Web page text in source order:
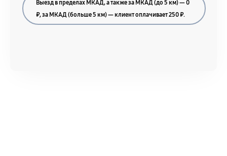
Выезд в пределах МКАД, а также за МКАД (до 5 км) — 0
₽, за МКАД (больше 5 км) — клиент оплачивает 250 ₽.